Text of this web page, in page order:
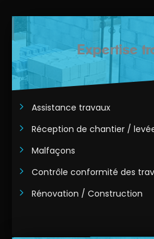
Expertise
Assistance travaux
Réception de chantier /
Malfaçons
Contrôle conformité des
Rénovation / Construction